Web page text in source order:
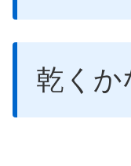
乾くか